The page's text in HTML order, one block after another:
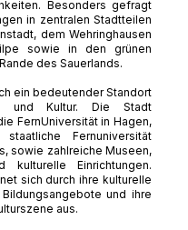
Besonders gefragt
in zentralen Stadtteilen
dem Wehringhausen
sowie in den grünen
des Sauerlands.
ein bedeutender Standort
und Kultur. Die Stadt
FernUniversität in Hagen,
Fernuniversität
sowie zahlreiche Museen,
kulturelle Einrichtungen.
sich durch ihre kulturelle
und ihre
aus.